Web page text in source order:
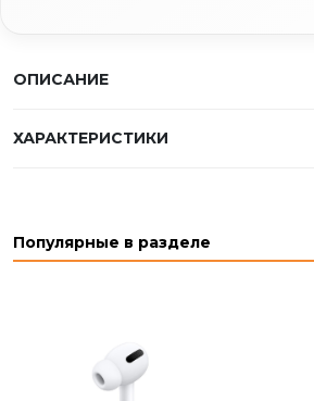
ОПИСАНИЕ
ХАРАКТЕРИСТИКИ
Популярные в разделе